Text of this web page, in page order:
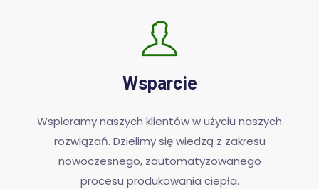
Wsparcie
Wspieramy naszych klientów w użyciu naszych
rozwiązań. Dzielimy się wiedzą z zakresu
nowoczesnego, zautomatyzowanego
procesu produkowania ciepła.